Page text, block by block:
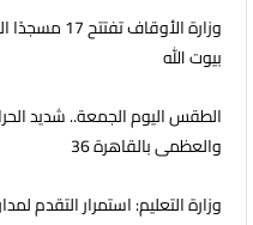
وزارة الأوقاف
بيوت الله
الطقس اليوم الجمعة.. شديد
والعظمى بالقاهرة 36
وزارة التعليم: استمرار التقدم